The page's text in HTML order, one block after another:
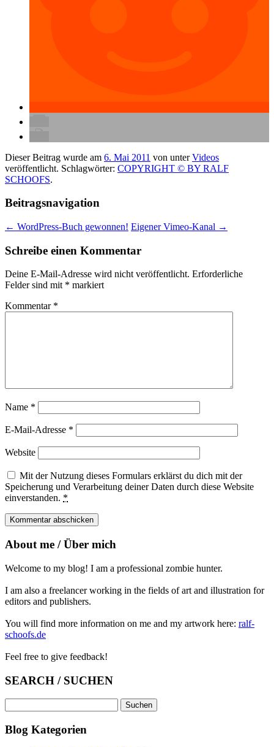
Dieser Beitrag wurde am 6. Mai 2011 von unterVideos
veröffentlicht. Schlagwörter: COPYRIGHT © BY RALF
SCHOOFS.
Beitragsnavigation
← WordPress-Buch gewonnen! Eigener Vimeo-Kanal →
Schreibe einen Kommentar
Deine E-Mail-Adresse wird nicht veröffentlicht. Erforderliche
Felder sind mit * markiert
Kommentar *
Name *
E-Mail-Adresse *
Website
Mit der Nutzung dieses Formulars erklärst du dich mit der
Speicherung und Verarbeitung deiner Daten durch diese Website
einverstanden. *
About me / Über mich
Welcome to my blog! I am a professional zombie hunter.
I am also a freelancer working in the fields of art and illustration for
editors and publishers.
You will find more information on me and my artwork here: ralf-
schoofs.de
Feel free to give feedback!
SEARCH / SUCHEN
nach:
Blog Kategorien